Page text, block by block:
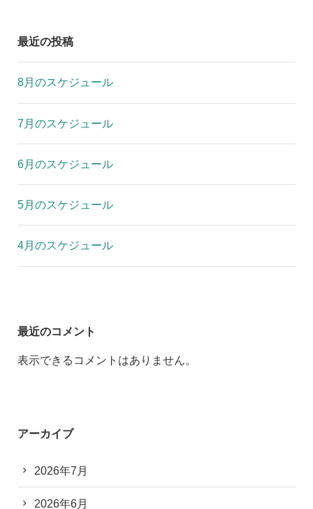
最近の投稿
8月のスケジュール
7月のスケジュール
6月のスケジュール
5月のスケジュール
4月のスケジュール
最近のコメント
表示できるコメントはありません。
アーカイブ
2026年7月
2026年6月